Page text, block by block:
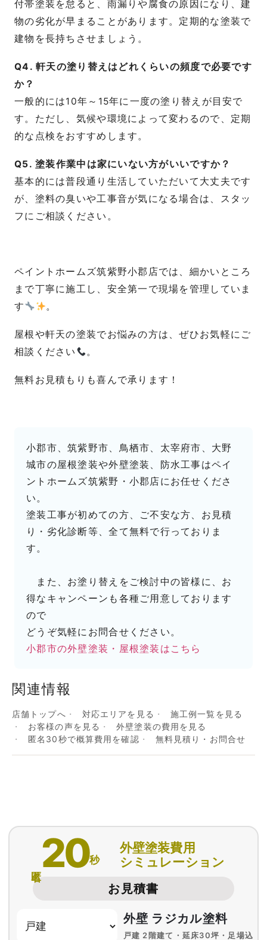
付帯塗装を怠ると、雨漏りや腐食の原因になり、建
物の劣化が早まることがあります。定期的な塗装で
建物を長持ちさせましょう。
Q4. 軒天の塗り替えはどれくらいの頻度で必要です
か？
一般的には10年～15年に一度の塗り替えが目安で
す。ただし、気候や環境によって変わるので、定期
的な点検をおすすめします。
Q5. 塗装作業中は家にいない方がいいですか？
基本的には普段通り生活していただいて大丈夫です
が、塗料の臭いや工事音が気になる場合は、スタッ
フにご相談ください。
ペイントホームズ筑紫野小郡店では、細かいところ
まで丁寧に施工し、安全第一で現場を管理していま
す
。
屋根や軒天の塗装でお悩みの方は、ぜひお気軽にご
相談ください
。
無料お見積もりも喜んで承ります！
小郡市、筑紫野市、鳥栖市、太宰府市、大野
城市の屋根塗装や外壁塗装、防水工事はペイ
ントホームズ筑紫野・小郡店にお任せくださ
い。
塗装工事が初めての方、ご不安な方、お見積
り・劣化診断等、全て無料で行っておりま
す。
また、お塗り替えをご検討中の皆様に、お
得なキャンペーンも各種ご用意しております
ので
どうぞ気軽にお問合せください。
小郡市の外壁塗装・屋根塗装はこちら
関連情報
店舗トップへ 対応エリアを見る
施工例一覧を見る
お客様の声を見る
外壁塗装の費用を見る
匿名30秒で概算費用を確認
無料見積り・お問合せ
20秒
外壁塗装費用
シミュレーション
お見積書
外壁 ラジカル塗料
戸建 2階建て・延床30坪・足場込